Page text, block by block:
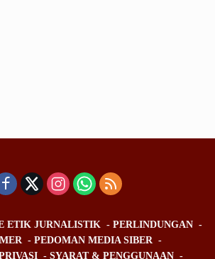
ETIK JURNALISTIK
PERLINDUNGAN
PEDOMAN MEDIA SIBER
SYARAT & PENGGUNAAN